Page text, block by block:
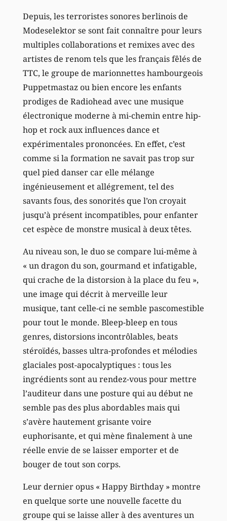
Depuis, les terroristes sonores berlinois de
Modeselektor se sont fait connaître pour leurs
multiples collaborations et remixes avec des
artistes de renom tels que les français fêlés de
TTC, le groupe de marionnettes hambourgeois
Puppetmastaz ou bien encore les enfants
prodiges de Radiohead avec une musique
électronique moderne à mi-chemin entre hip-
hop et rock aux influences dance et
expérimentales prononcées. En effet, c’est
comme si la formation ne savait pas trop sur
quel pied danser car elle mélange
ingénieusement et allégrement, tel des
savants fous, des sonorités que l’on croyait
jusqu’à présent incompatibles, pour enfanter
cet espèce de monstre musical à deux têtes.
Au niveau son, le duo se compare lui-même à
« un dragon du son, gourmand et infatigable,
qui crache de la distorsion à la place du feu »,
une image qui décrit à merveille leur
musique, tant celle-ci ne semble pascomestible
pour tout le monde. Bleep-bleep en tous
genres, distorsions incontrôlables, beats
stéroïdés, basses ultra-profondes et mélodies
glaciales post-apocalyptiques : tous les
ingrédients sont au rendez-vous pour mettre
l’auditeur dans une posture qui au début ne
semble pas des plus abordables mais qui
s’avère hautement grisante voire
euphorisante, et qui mène finalement à une
réelle envie de se laisser emporter et de
bouger de tout son corps.
Leur dernier opus « Happy Birthday » montre
en quelque sorte une nouvelle facette du
groupe qui se laisse aller à des aventures un